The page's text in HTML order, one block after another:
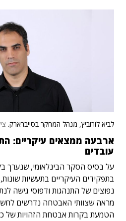
לביא לזרוביץ, מנהל המחקר בסייברארק.
ארבעה ממצאים עיקריים:
עובדים
בתפקידים העיקריים בתעשיות
נפוצים של התנהגות ודפוסי גישה
מראה שצוותי האבטחה נדרשים
הטמעת בקרות אבטחת הזהויות של